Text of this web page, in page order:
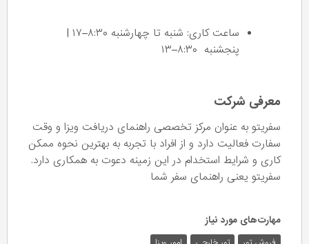
ساعت کاری: شنبه تا چهارشنبه ۸:۳۰–۱۷ |
پنجشنبه ۸:۳۰–۱۳
معرفی شرکت
سفریتو به عنوان مرکز تخصصی راهنمای دریافت ویزا و وقت
سفارت فعالیت دارد و از افراد با تجربه به بهترین نحوه ممکن
کاری و شرایط استخدام در این زمینه دعوت به همکاری دارد.
سفریتو یعنی راهنمای سفر شما
مهارت‌های مورد نیاز